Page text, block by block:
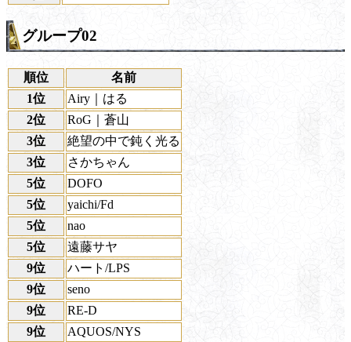
グループ02
順位
名前
1位
Airy｜はる
2位
RoG｜蒼山
3位
絶望の中で鈍く光る
3位
さかちゃん
5位
DOFO
5位
yaichi/Fd
5位
nao
5位
遠藤サヤ
9位
ハート/LPS
9位
seno
9位
RE-D
9位
AQUOS/NYS